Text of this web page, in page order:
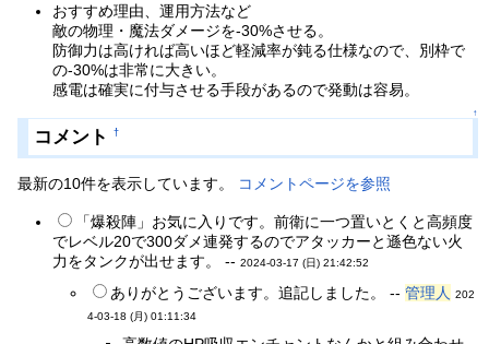
おすすめ理由、運用方法など
敵の物理・魔法ダメージを-30%させる。
防御力は高ければ高いほど軽減率が鈍る仕様なので、別枠で
の-30%は非常に大きい。
感電は確実に付与させる手段があるので発動は容易。
↑
コメント †
最新の10件を表示しています。 コメントページを参照
「爆殺陣」お気に入りです。前衛に一つ置いとくと高頻度
でレベル20で300ダメ連発するのでアタッカーと遜色ない火
力をタンクが出せます。 --2024-03-17 (日) 21:42:52
ありがとうございます。追記しました。 --管理人
202
4-03-18 (月) 01:11:34